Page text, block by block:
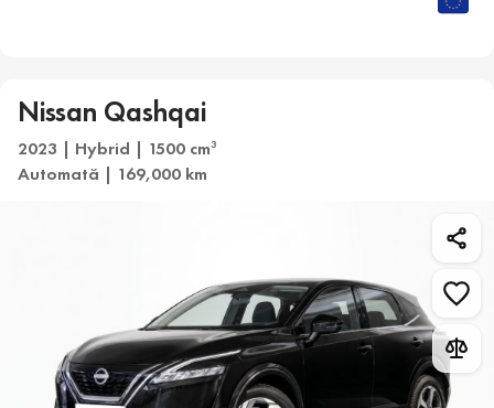
Nissan Qashqai
2023 | Hybrid | 1500 cm3
Automată | 169,000 km